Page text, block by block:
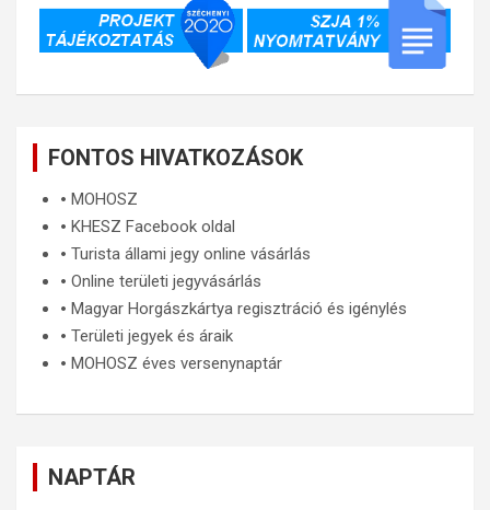
FONTOS HIVATKOZÁSOK
🞄 MOHOSZ
🞄 KHESZ Facebook oldal
🞄 Turista állami jegy online vásárlás
🞄 Online területi jegyvásárlás
🞄 Magyar Horgászkártya regisztráció és igénylés
🞄 Területi jegyek és áraik
🞄 MOHOSZ éves versenynaptár
NAPTÁR